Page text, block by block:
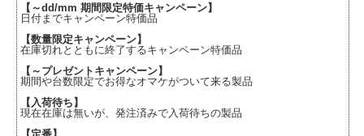
【～dd/mm 期間限定特価キャンペーン】
日付までキャンペーン特価品
【数量限定キャンペーン】
在庫切れとともに終了するキャンペーン特価品
【～プレゼントキャンペーン】
期間や台数限定でお得なオマケがついて来る製品
【入荷待ち】
現在在庫は無いが、発注済みで入荷待ちの製品